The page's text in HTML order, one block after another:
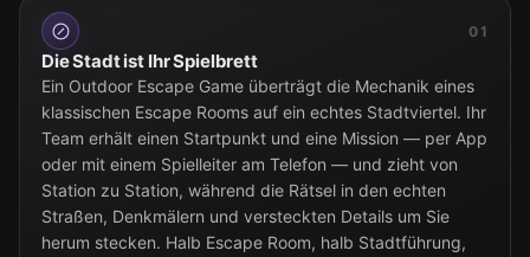
01
Die Stadt ist Ihr Spielbrett
Ein Outdoor Escape Game überträgt die Mechanik eines
klassischen Escape Rooms auf ein echtes Stadtviertel. Ihr
Team erhält einen Startpunkt und eine Mission — per App
oder mit einem Spielleiter am Telefon — und zieht von
Station zu Station, während die Rätsel in den echten
Straßen, Denkmälern und versteckten Details um Sie
herum stecken. Halb Escape Room, halb Stadtführung,